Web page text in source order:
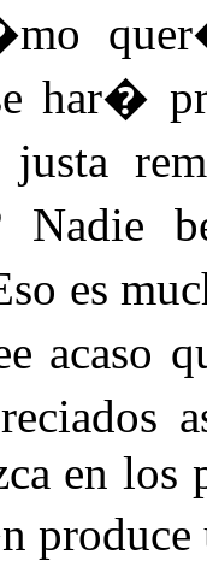
justa
Nadie
es
acaso
en
produce